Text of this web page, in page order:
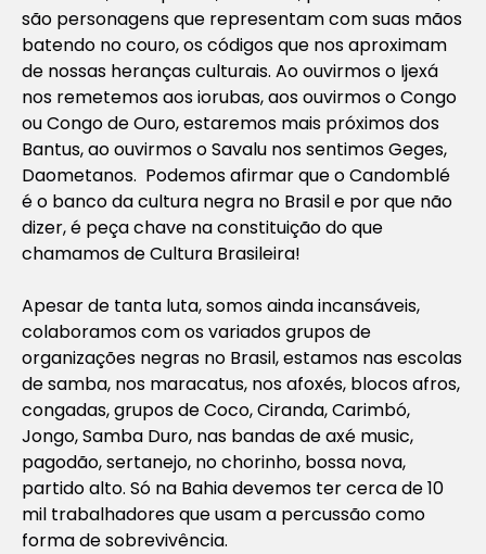
são personagens que representam com suas mãos
batendo no couro, os códigos que nos aproximam
de nossas heranças culturais. Ao ouvirmos o Ijexá
nos remetemos aos iorubas, aos ouvirmos o Congo
ou Congo de Ouro, estaremos mais próximos dos
Bantus, ao ouvirmos o Savalu nos sentimos Geges,
Daometanos. Podemos afirmar que o Candomblé
é o banco da cultura negra no Brasil e por que não
dizer, é peça chave na constituição do que
chamamos de Cultura Brasileira!
Apesar de tanta luta, somos ainda incansáveis,
colaboramos com os variados grupos de
organizações negras no Brasil, estamos nas escolas
de samba, nos maracatus, nos afoxés, blocos afros,
congadas, grupos de Coco, Ciranda, Carimbó,
Jongo, Samba Duro, nas bandas de axé music,
pagodão, sertanejo, no chorinho, bossa nova,
partido alto. Só na Bahia devemos ter cerca de 10
mil trabalhadores que usam a percussão como
forma de sobrevivência.